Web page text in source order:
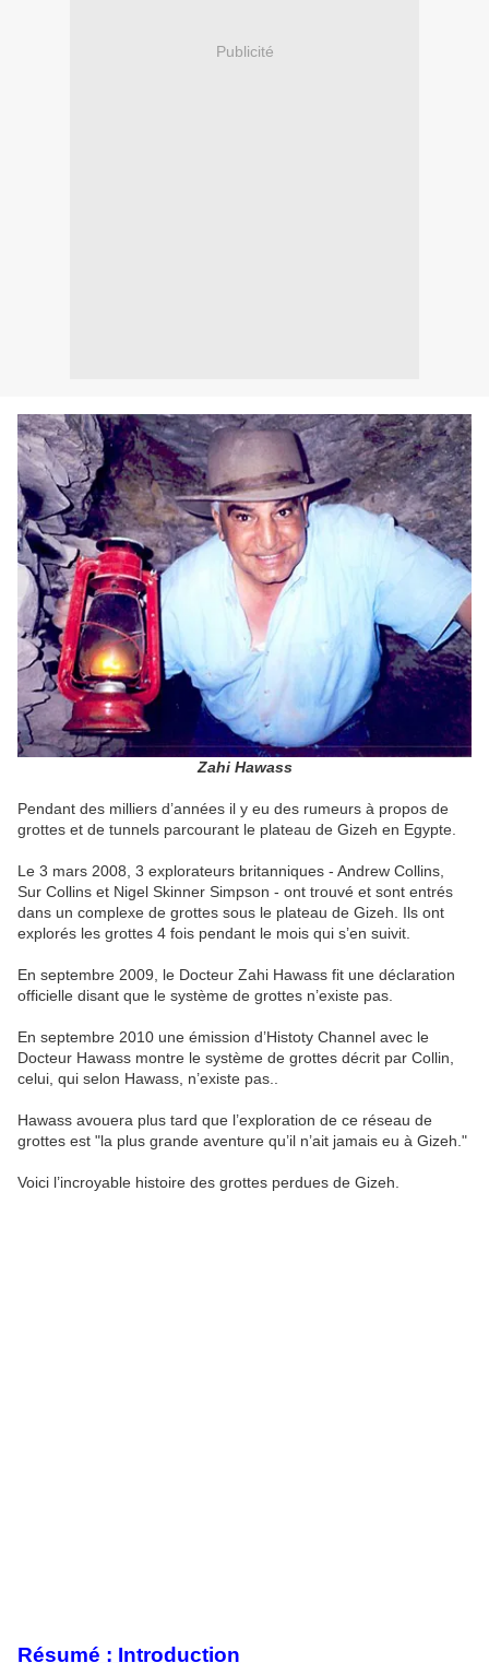
Publicité
Zahi Hawass
Pendant des milliers d’années il y eu des rumeurs à propos de
grottes et de tunnels parcourant le plateau de Gizeh en Egypte.
Le 3 mars 2008, 3 explorateurs britanniques - Andrew Collins,
Sur Collins et Nigel Skinner Simpson - ont trouvé et sont entrés
dans un complexe de grottes sous le plateau de Gizeh. Ils ont
explorés les grottes 4 fois pendant le mois qui s’en suivit.
En septembre 2009, le Docteur Zahi Hawass fit une déclaration
officielle disant que le système de grottes n’existe pas.
En septembre 2010 une émission d’Histoty Channel avec le
Docteur Hawass montre le système de grottes décrit par Collin,
celui, qui selon Hawass, n’existe pas..
Hawass avouera plus tard que l’exploration de ce réseau de
grottes est "la plus grande aventure qu’il n’ait jamais eu à Gizeh."
Voici l’incroyable histoire des grottes perdues de Gizeh.
Résumé : Introduction